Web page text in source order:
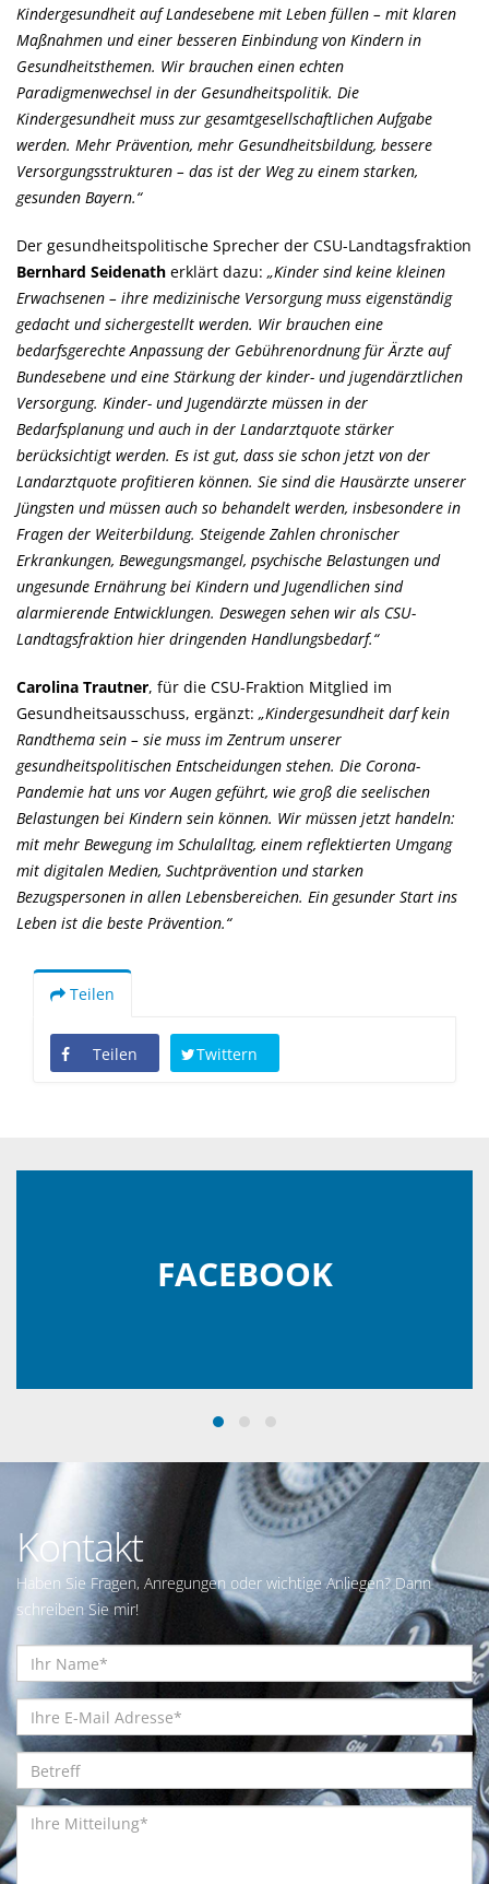
Kindergesundheit auf Landesebene mit Leben füllen – mit klaren
Maßnahmen und einer besseren Einbindung von Kindern in
Gesundheitsthemen. Wir brauchen einen echten
Paradigmenwechsel in der Gesundheitspolitik. Die
Kindergesundheit muss zur gesamtgesellschaftlichen Aufgabe
werden. Mehr Prävention, mehr Gesundheitsbildung, bessere
Versorgungsstrukturen – das ist der Weg zu einem starken,
gesunden Bayern.“
Der gesundheitspolitische Sprecher der CSU-Landtagsfraktion
Bernhard Seidenath erklärt dazu: Kinder sind keine kleinen
Erwachsenen – ihre medizinische Versorgung muss eigenständig
gedacht und sichergestellt werden. Wir brauchen eine
bedarfsgerechte Anpassung der Gebührenordnung für Ärzte auf
Bundesebene und eine Stärkung der kinder- und jugendärztlichen
Versorgung. Kinder- und Jugendärzte müssen in der
Bedarfsplanung und auch in der Landarztquote stärker
berücksichtigt werden. Es ist gut, dass sie schon jetzt von der
Landarztquote profitieren können. Sie sind die Hausärzte unserer
Jüngsten und müssen auch so behandelt werden, insbesondere in
Fragen der Weiterbildung. Steigende Zahlen chronischer
Erkrankungen, Bewegungsmangel, psychische Belastungen und
ungesunde Ernährung bei Kindern und Jugendlichen sind
alarmierende Entwicklungen. Deswegen sehen wir als CSU-
Landtagsfraktion hier dringenden Handlungsbedarf.“
Carolina Trautner, für die CSU-Fraktion Mitglied im
Gesundheitsausschuss, ergänzt: Kindergesundheit darf kein
Randthema sein – sie muss im Zentrum unserer
gesundheitspolitischen Entscheidungen stehen. Die Corona-
Pandemie hat uns vor Augen geführt, wie groß die seelischen
Belastungen bei Kindern sein können. Wir müssen jetzt handeln:
mit mehr Bewegung im Schulalltag, einem reflektierten Umgang
mit digitalen Medien, Suchtprävention und starken
Bezugspersonen in allen Lebensbereichen. Ein gesunder Start ins
Leben ist die beste Prävention.“
Teilen
Teilen Twittern
FACEBOOK
Kontakt
Haben Sie Fragen, Anregungen oder wichtige Anliegen? Dann
schreiben Sie mir!